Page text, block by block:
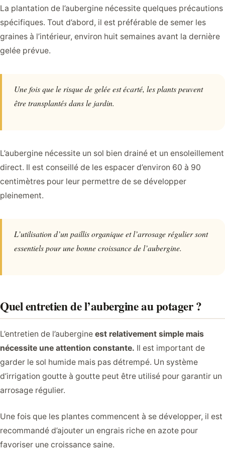
La plantation de l’aubergine nécessite quelques précautions
spécifiques. Tout d’abord, il est préférable de semer les
graines à l’intérieur, environ huit semaines avant la dernière
gelée prévue.
Une fois que le risque de gelée est écarté, les plants peuvent
être transplantés dans le jardin.
L’aubergine nécessite un sol bien drainé et un ensoleillement
direct. Il est conseillé de les espacer d’environ 60 à 90
centimètres pour leur permettre de se développer
pleinement.
L’utilisation d’un paillis organique et l’arrosage régulier sont
essentiels pour une bonne croissance de l’aubergine.
Quel entretien de l’aubergine au potager ?
L’entretien de l’aubergine est relativement simple mais
nécessite une attention constante. Il est important de
garder le sol humide mais pas détrempé. Un système
d’irrigation goutte à goutte peut être utilisé pour garantir un
arrosage régulier.
Une fois que les plantes commencent à se développer, il est
recommandé d’ajouter un engrais riche en azote pour
favoriser une croissance saine.